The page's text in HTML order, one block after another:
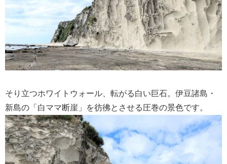
そり立つホワイトウォール、転がる白い巨石。伊豆諸島・
新島の「白ママ断崖」を彷彿とさせる圧巻の景色です。